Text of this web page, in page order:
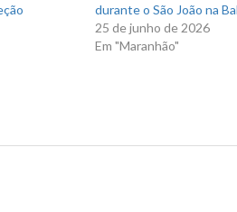
durante o São João na
25 de junho de 2026
Em "Maranhão"